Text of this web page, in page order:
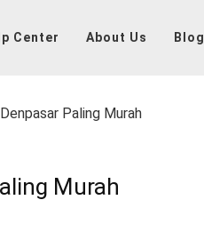
Center About Us Blog
Paling Murah
Murah